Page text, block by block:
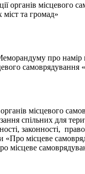
органів місцевого
міст та громад»
про намір
місцевого
спільних для
законності,
місцеве
місцеве